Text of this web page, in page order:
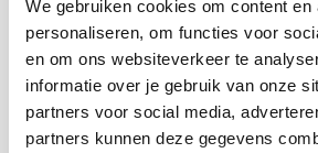
We gebruiken cookies om content en
personaliseren, om functies voor
en om ons websiteverkeer te
informatie over je gebruik van onze
partners voor social media,
partners kunnen deze gegevens
Floris
Bekijk alle berichten van Floris